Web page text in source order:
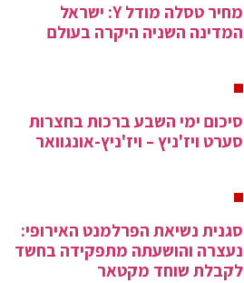
מחיר טסלה מודל Y: ישראל
המדינה השניה היקרה בעולם
סיכום ימי השבע ברכות בחצרות
סערט ויז'ניץ – ויז'ניץ-אונגוואר
סגנית נשיאת הפרלמנט האירופי:
נעצרה והושעתה מתפקידה בחשד
לקבלת שוחד מקטאר